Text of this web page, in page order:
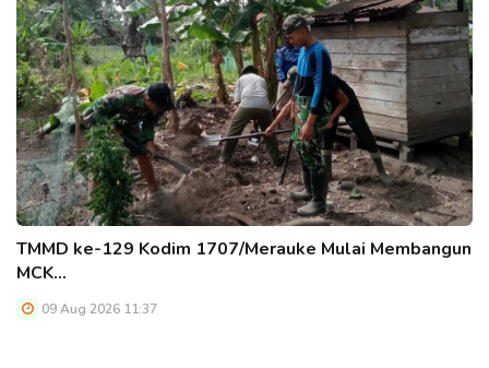
TMMD ke-129 Kodim 1707/Merauke Mulai Membangun
MCK…
09 Aug 2026 11:37